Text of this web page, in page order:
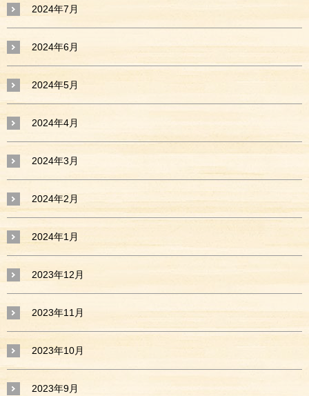
2024年7月
2024年6月
2024年5月
2024年4月
2024年3月
2024年2月
2024年1月
2023年12月
2023年11月
2023年10月
2023年9月